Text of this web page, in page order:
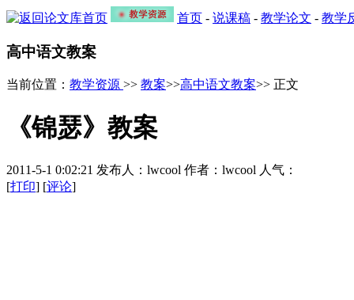
首页 - 说课稿 - 教学论文 - 教学
高中语文教案
当前位置： 教学资源 >> 教案>>高中语文教案>> 正文
《锦瑟》教案
2011-5-1 0:02:21 发布人：lwcool 作者：lwcool 人气：
[打印] [评论]